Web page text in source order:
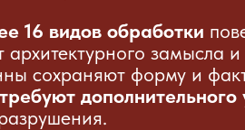
16 видов обработки
архитектурного замысла
сохраняют форму и
дополнительного